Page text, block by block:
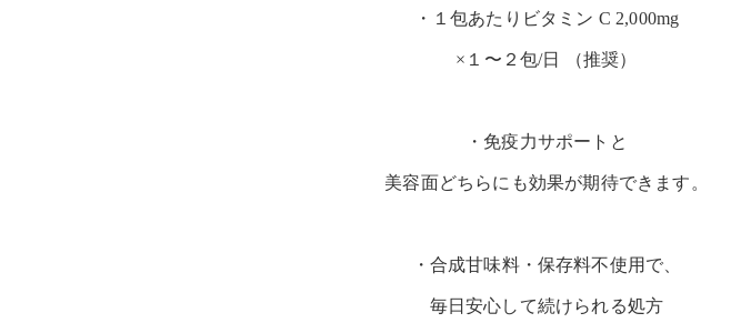
・１包あたりビタミン C 2,000mg
×１〜２包/日 （推奨）
・免疫力サポートと
美容面どちらにも効果が期待できます。
・合成甘味料・保存料不使用で、
毎日安心して続けられる処方